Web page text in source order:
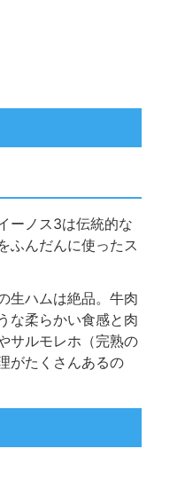
ーノス3は伝統的な
ふんだんに使ったス
生ハムは絶品。牛肉
な柔らかい食感と肉
サルモレホ（完熟の
がたくさんあるの